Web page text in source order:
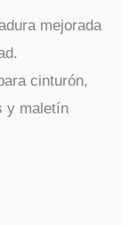
mejorada
cinturón,
y maletín